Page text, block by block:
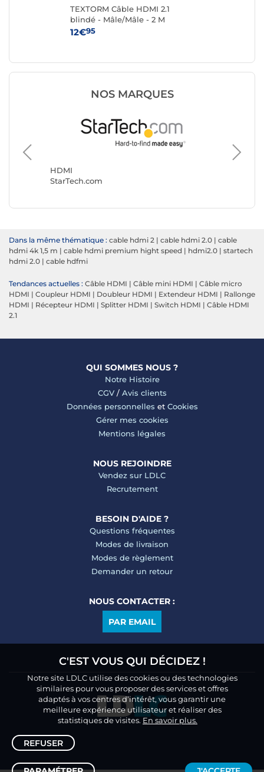
C'EST VOUS QUI DÉCIDEZ !
Notre site LDLC utilise des cookies ou des technologies
similaires pour vous proposer des services et offres
adaptés à vos centres d’intérêt, vous garantir une
meilleure expérience utilisateur et réaliser des
statistiques de visites. En savoir plus.
REFUSER
TEXTORM Câble HDMI 2.1
blindé - Mâle/Mâle - 2 M
12€95
NOS MARQUES
HDMI
StarTech.com
HDMI
NEDIS
Dans la même thématique : cable hdmi 2 | cable hdmi 2.0 | cable
hdmi 4k 1,5 m | cable hdmi premium hight speed | hdmi2.0 | startech
hdmi 2.0 | cable hdfmi
Tendances actuelles : Câble HDMI | Câble mini HDMI | Câble micro
HDMI | Coupleur HDMI | Doubleur HDMI | Extendeur HDMI | Rallonge
HDMI | Récepteur HDMI | Splitter HDMI | Switch HDMI | Câble HDMI
2.1
QUI SOMMES NOUS ?
Notre Histoire
CGV/ Avis clients
Données personnelles et Cookies
Gérer mes cookies
Mentions légales
NOUS REJOINDRE
Vendez sur LDLC
Recrutement
BESOIN D'AIDE ?
Questions fréquentes
Modes de livraison
Modes de règlement
Demander un retour
NOUS CONTACTER :
PAR EMAIL